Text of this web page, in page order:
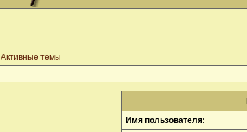
Активные темы
Имя пользователя: